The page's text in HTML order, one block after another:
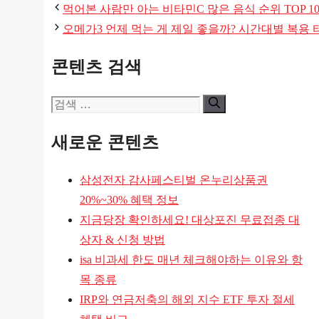
테
고
먹어본 사람만 아는 비타민C 많은 음식 순위 TOP 10
오메가3 언제 먹는 게 제일 좋을까? 시간대별 복용
콘텐츠 검색
검
새로운 콘텐츠
삼성전자 감사페스티벌 온누리상품권
20%~30% 혜택 정보
지금당장 확인하세요! 대상포진 무료접종 대
상자 & 신청 방법
isa 비과세 한도 매년 체크해야하는 이유와 항
목 종류
IRP와 연금저축의 해외 지수 ETF 투자 절세